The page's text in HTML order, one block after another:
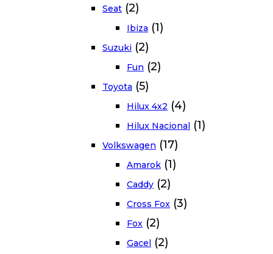
Seat (2)
Ibiza (1)
Suzuki (2)
Fun (2)
Toyota (5)
Hilux 4x2 (4)
Hilux Nacional (1)
Volkswagen (17)
Amarok (1)
Caddy (2)
Cross Fox (3)
Fox (2)
Gacel (2)